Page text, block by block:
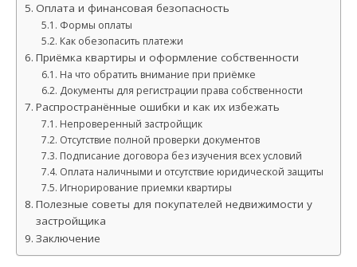
Оплата и финансовая безопасность
Формы оплаты
Как обезопасить платежи
Приёмка квартиры и оформление собственности
На что обратить внимание при приёмке
Документы для регистрации права собственности
Распространённые ошибки и как их избежать
Непроверенный застройщик
Отсутствие полной проверки документов
Подписание договора без изучения всех условий
Оплата наличными и отсутствие юридической защиты
Игнорирование приемки квартиры
Полезные советы для покупателей недвижимости у
застройщика
Заключение